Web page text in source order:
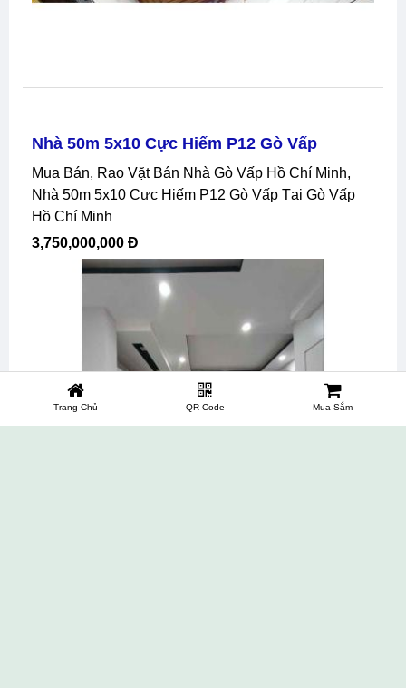
Nhà 50m 5x10 Cực Hiếm P12 Gò Vấp
Mua Bán, Rao Vặt Bán Nhà Gò Vấp Hồ Chí Minh,
Nhà 50m 5x10 Cực Hiếm P12 Gò Vấp Tại Gò Vấp
Hồ Chí Minh
3,750,000,000 Đ
Trang Chủ QR Code Mua Sắm